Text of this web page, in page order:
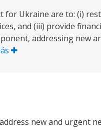
for Ukraine are to: (i)
and (iii) provide
addressing new
new and urgent